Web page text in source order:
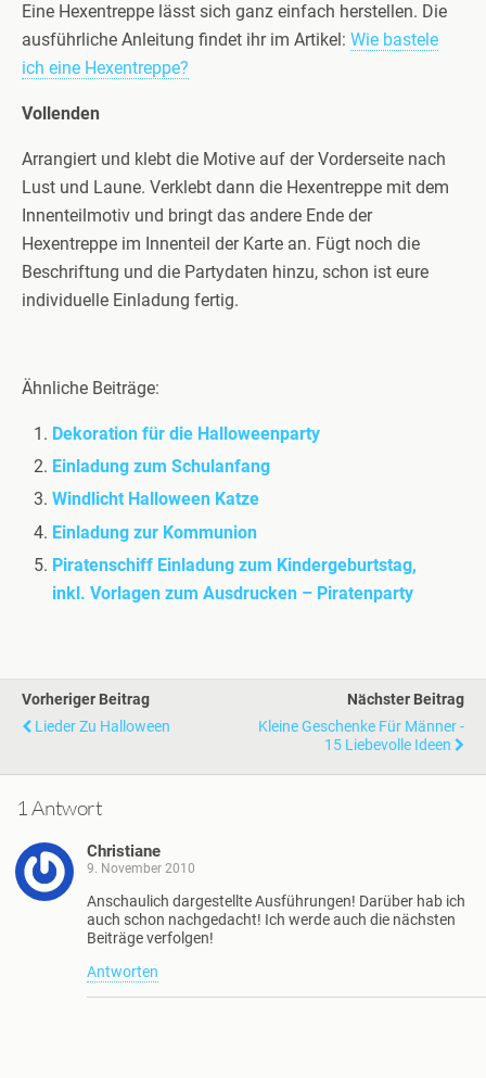
Eine Hexentreppe lässt sich ganz einfach herstellen. Die
ausführliche Anleitung findet ihr im Artikel: Wie bastele
ich eine Hexentreppe?
Vollenden
Arrangiert und klebt die Motive auf der Vorderseite nach
Lust und Laune. Verklebt dann die Hexentreppe mit dem
Innenteilmotiv und bringt das andere Ende der
Hexentreppe im Innenteil der Karte an. Fügt noch die
Beschriftung und die Partydaten hinzu, schon ist eure
individuelle Einladung fertig.
Ähnliche Beiträge:
Dekoration für die Halloweenparty
Einladung zum Schulanfang
Windlicht Halloween Katze
Einladung zur Kommunion
Piratenschiff Einladung zum Kindergeburtstag,
inkl. Vorlagen zum Ausdrucken – Piratenparty
Vorheriger Beitrag
Lieder Zu Halloween
Nächster Beitrag
Kleine Geschenke Für Männer -
15 Liebevolle Ideen
1 Antwort
Christiane
9. November 2010
Anschaulich dargestellte Ausführungen! Darüber hab ich
auch schon nachgedacht! Ich werde auch die nächsten
Beiträge verfolgen!
Antworten